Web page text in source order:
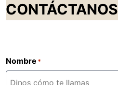
CONTÁCTANOS
Nombre *